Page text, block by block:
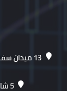
13 ميدان
5 شارع احمد عرابي - المنشية - الأسكندرية